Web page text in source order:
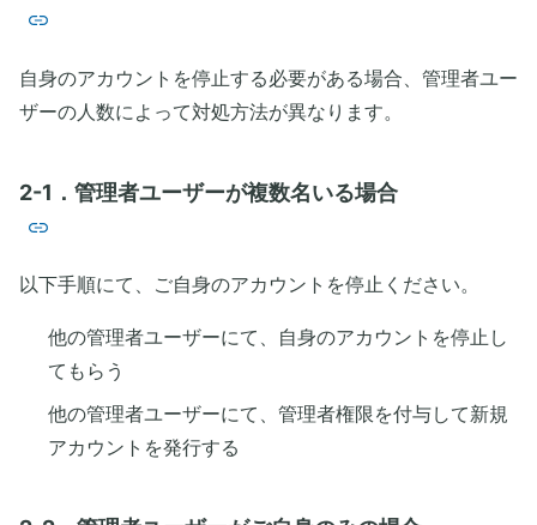
自身のアカウントを停止する必要がある場合、管理者ユー
ザーの人数によって対処方法が異なります。
2-1．管理者ユーザーが複数名いる場合
以下手順にて、ご自身のアカウントを停止ください。
他の管理者ユーザーにて、自身のアカウントを停止し
てもらう
他の管理者ユーザーにて、管理者権限を付与して新規
アカウントを発行する